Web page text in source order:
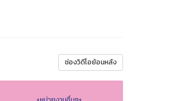
ช่องวิดีโอย้อนหลัง